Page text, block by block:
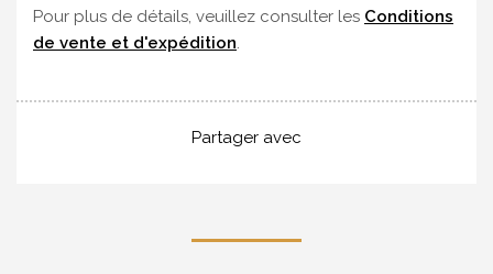
Pour plus de détails, veuillez consulter les Conditions
de vente et d'expédition.
Partager avec